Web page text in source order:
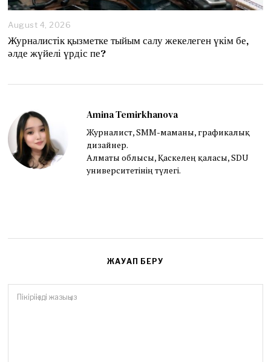
August 4, 2026
g
u
Журналистік қызметке тыйым салу жекелеген үкім бе,
әлде жүйелі үрдіс пе?
Amina Temirkhanova
Журналист, SMM-маманы, графикалық
дизайнер.
Алматы облысы, Қаскелең қаласы, SDU
университетінің түлегі.
ЖАУАП БЕРУ